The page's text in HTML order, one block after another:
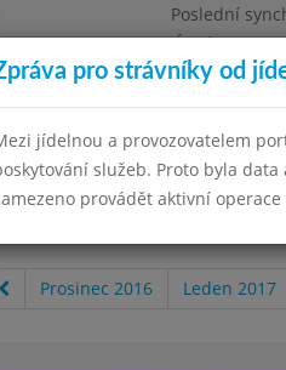
Poslední
Úterý
680
Kontakty a informace
Prosinec 2016 Leden 2017
pro strávníky od
jídelnou a provozovatelem
služeb. Proto byla
provádět aktivní